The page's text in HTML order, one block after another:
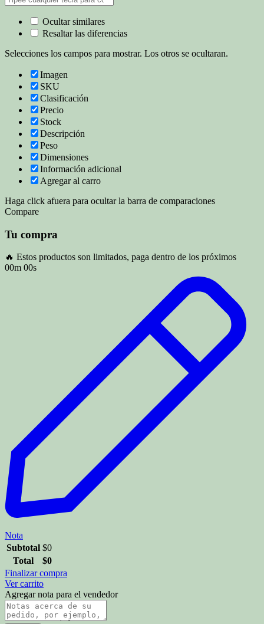
Ocultar similares
Resaltar las diferencias
Selecciones los campos para mostrar. Los otros se ocultaran.
Imagen
SKU
Clasificación
Precio
Stock
Descripción
Peso
Dimensiones
Información adicional
Agregar al carro
Haga click afuera para ocultar la barra de comparaciones
Compare
Tu compra
🔥 Estos productos son limitados, paga dentro de los próximos
00m 00s
Nota
Subtotal $0
Total
$0
Finalizar compra
Ver carrito
Agregar nota para el vendedor